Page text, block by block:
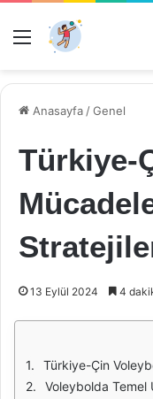
Menü
Anasayfa /Genel
Türkiye-
13 Eylül 2024 4
Türkiye-Çin
Voleybolda Temel